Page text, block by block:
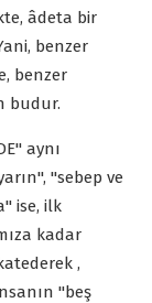
âdeta bir
benzer
benzer
budur.
aynı
"sebep ve
ise, ilk
kadar
,
"beş